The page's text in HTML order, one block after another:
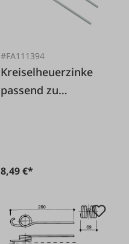
#FA111394
Kreiselheuerzinke
passend zu
8,49 €*